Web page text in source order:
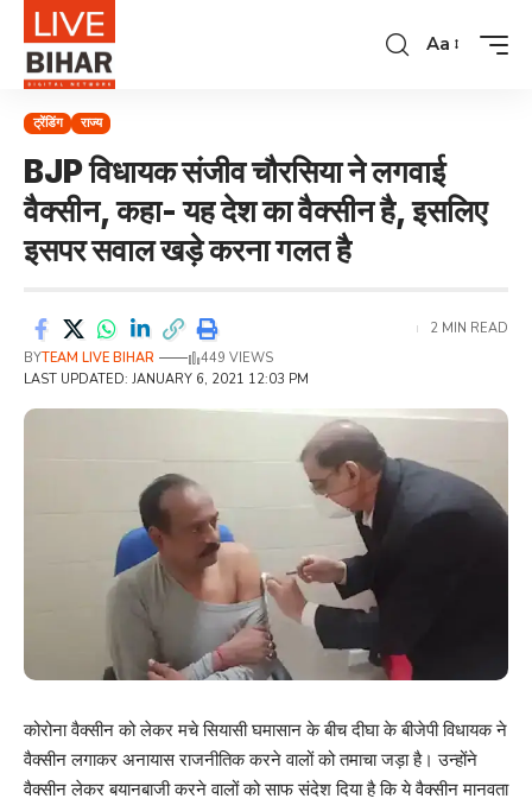
Aa
ट्रेंडिंग राज्य
BJP विधायक संजीव चौरसिया ने लगवाई
वैक्सीन, कहा- यह देश का वैक्सीन है, इसलिए
इसपर सवाल खड़े करना गलत है
LAST UPDATED: JANUARY 6, 2021 12:03 PM
BYTEAM LIVE BIHAR 449 VIEWS
2 MIN READ
कोरोना वैक्सीन को लेकर मचे सियासी घमासान के बीच दीघा के बीजेपी विधायक ने
वैक्सीन लगाकर अनायास राजनीतिक करने वालों को तमाचा जड़ा है। उन्होंने
वैक्सीन लेकर बयानबाजी करने वालों को साफ संदेश दिया है कि ये वैक्सीन मानवता